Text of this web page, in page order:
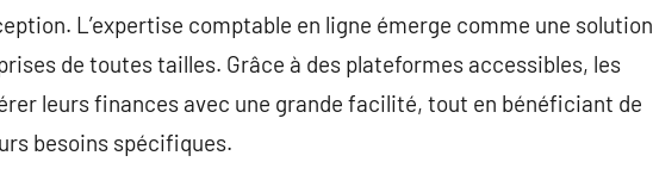
L’expertise comptable en ligne émerge comme une solution
de toutes tailles. Grâce à des plateformes accessibles, les
leurs finances avec une grande facilité, tout en bénéficiant de
besoins spécifiques.